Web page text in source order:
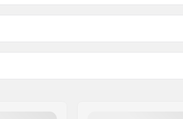
Korčule:
Svetlá výška:
Montáž: